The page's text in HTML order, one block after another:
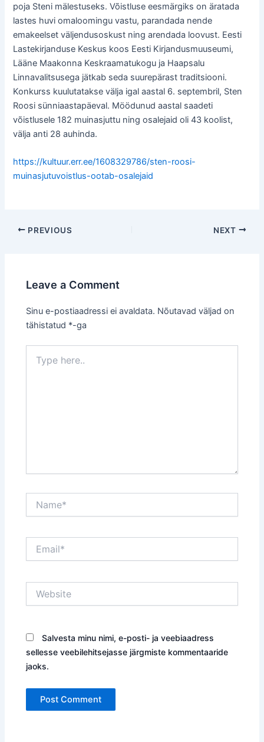
poja Steni mälestuseks. Võistluse eesmärgiks on äratada
lastes huvi omaloomingu vastu, parandada nende
emakeelset väljendusoskust ning arendada loovust. Eesti
Lastekirjanduse Keskus koos Eesti Kirjandusmuuseumi,
Lääne Maakonna Keskraamatukogu ja Haapsalu
Linnavalitsusega jätkab seda suurepärast traditsiooni.
Konkurss kuulutatakse välja igal aastal 6. septembril, Sten
Roosi sünniaastapäeval. Möödunud aastal saadeti
võistlusele 182 muinasjuttu ning osalejaid oli 43 koolist,
välja anti 28 auhinda.
https://kultuur.err.ee/1608329786/sten-roosi-
muinasjutuvoistlus-ootab-osalejaid
Post
PREVIOUS NEXT
Leave a Comment
Sinu e-postiaadressi ei avaldata. Nõutavad väljad on
tähistatud *-ga
here..
Salvesta minu nimi, e-posti- ja veebiaadress
sellesse veebilehitsejasse järgmiste kommentaaride
jaoks.